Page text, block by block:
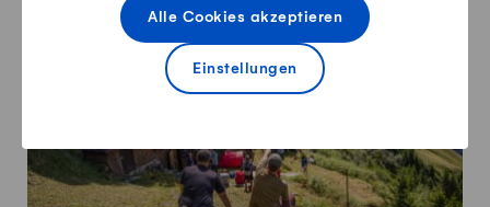
Einstellungen
Alle Cookies akzeptieren